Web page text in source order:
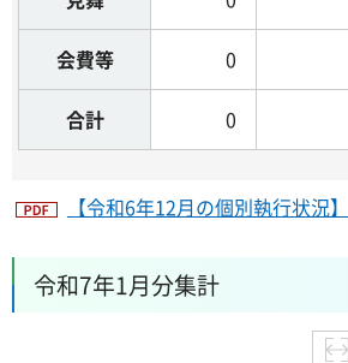
会費等 0
合計 0
【令和6年12月の個別執行状況
令和7年1月分集計